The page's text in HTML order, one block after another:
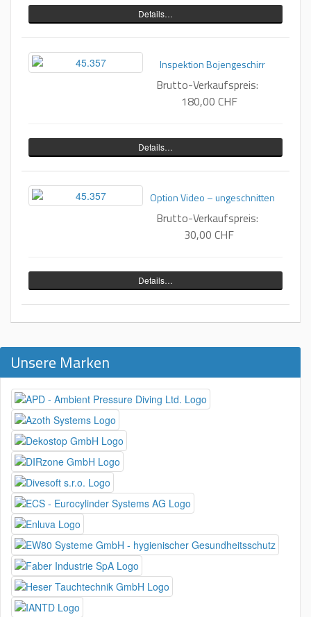
Details…
Inspektion Bojengeschirr
Brutto-Verkaufspreis:
180,00 CHF
Details…
Option Video – ungeschnitten
Brutto-Verkaufspreis:
30,00 CHF
Details…
Unsere Marken